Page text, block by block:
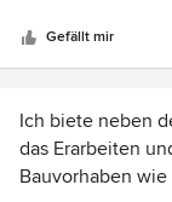
ausgeholfen,
angenehme
Gefällt mir
Ich biete neben
das Erarbeiten
Bauvorhaben